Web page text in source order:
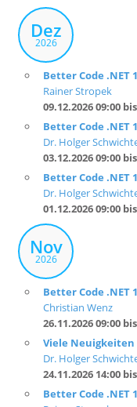
Dez
2026
Better Code .NET
Rainer Stropek
09.12.2026 09:00
Better Code .NET
Dr. Holger
03.12.2026 09:00
Better Code .NET
Dr. Holger
01.12.2026 09:00
Nov
2026
Better Code .NET
Christian Wenz
26.11.2026 09:00
Viele Neuigkeiten
Dr. Holger
24.11.2026 14:00
Better Code .NET